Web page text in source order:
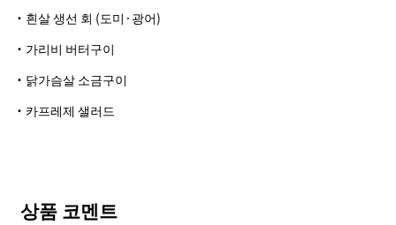
・흰살 생선 회 (도미·광어)
・가리비 버터구이
・닭가슴살 소금구이
・카프레제 샐러드
상품 코멘트